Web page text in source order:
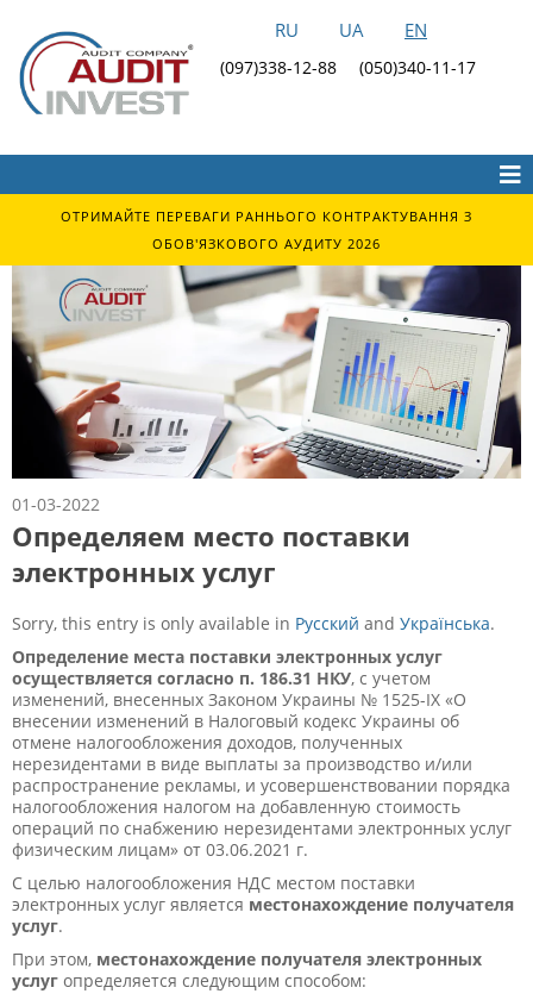
RU UA EN
(097)338-12-88 (050)340-11-17
ОТРИМАЙТЕ ПЕРЕВАГИ РАННЬОГО КОНТРАКТУВАННЯ З
ОБОВ'ЯЗКОВОГО АУДИТУ 2026
01-03-2022
Определяем место поставки
электронных услуг
Sorry, this entry is only available in Русский and Українська.
Определение места поставки электронных услуг
осуществляется согласно п. 186.31 НКУ, с учетом
изменений, внесенных Законом Украины № 1525-IX «О
внесении изменений в Налоговый кодекс Украины об
отмене налогообложения доходов, полученных
нерезидентами в виде выплаты за производство и/или
распространение рекламы, и усовершенствовании порядка
налогообложения налогом на добавленную стоимость
операций по снабжению нерезидентами электронных услуг
физическим лицам» от 03.06.2021 г.
С целью налогообложения НДС местом поставки
электронных услуг является местонахождение получателя
услуг.
При этом, местонахождение получателя электронных
услуг определяется следующим способом: